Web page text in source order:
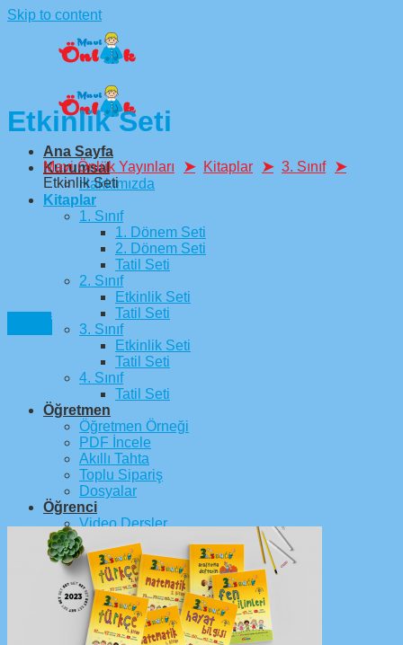
Skip to content
Ana Sayfa
Kurumsal
Hakkımızda
Kitaplar
1. Sınıf
1. Dönem Seti
2. Dönem Seti
Tatil Seti
2. Sınıf
Etkinlik Seti
Tatil Seti
3. Sınıf
Etkinlik Seti
Tatil Seti
4. Sınıf
Tatil Seti
Öğretmen
Öğretmen Örneği
PDF İncele
Akıllı Tahta
Toplu Sipariş
Dosyalar
Öğrenci
Video Dersler
Online Deneme
Dijital Etkinlikler
Bayi
Bayiler
Bayilik Başvurusu
Bayi Satış Kanalı
İletişim
Etkinlik Seti
Mavi Önlük Yayınları Kitaplar
3. Sınıf
Etkinlik Seti